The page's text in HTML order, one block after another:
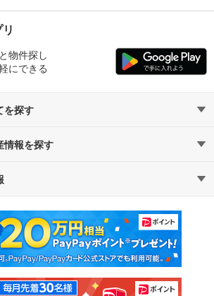
物件探し
にできる
を探す
す
情報を探す
中古マンション
中古一戸建て
土地
教えて！住まいの先生